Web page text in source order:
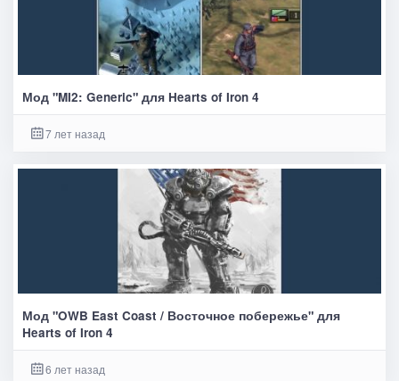
Мод "MI2: Generic" для Hearts of Iron 4
7 лет назад
Мод "OWB East Coast / Восточное побережье" для
Hearts of Iron 4
6 лет назад